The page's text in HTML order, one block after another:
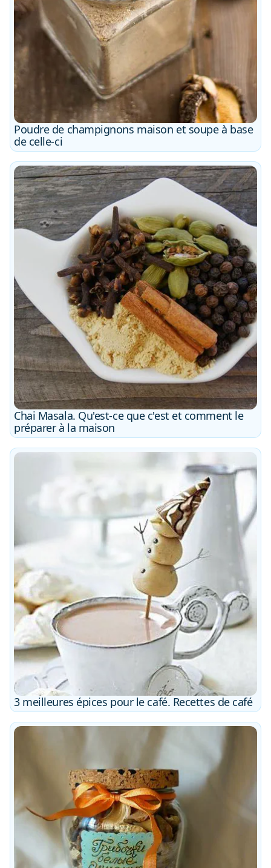
Poudre de champignons maison et soupe à base
de celle-ci
Chai Masala. Qu'est-ce que c'est et comment le
préparer à la maison
3 meilleures épices pour le café. Recettes de café